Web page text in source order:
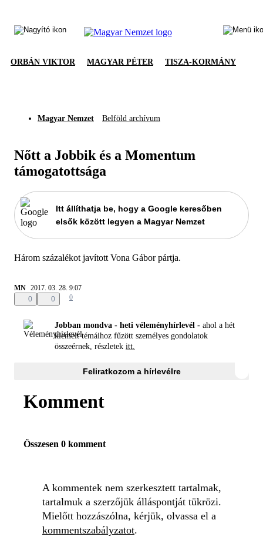
ORBÁN VIKTOR MAGYAR PÉTER TISZA-KORMÁNY
Magyar Nemzet Belföld archívum
Nőtt a Jobbik és a Momentum
támogatottsága
Itt állíthatja be, hogy a Google keresőben
elsők között legyen a Magyar Nemzet
Három százalékot javított Vona Gábor pártja.
MN 2017. 03. 28. 9:07
0
0 0
Jobban mondva - heti véleményhírlevél - ahol a hét
kiemelt témáihoz fűzött személyes gondolatok
összeérnek, részletek itt.
Feliratkozom a hírlevélre
Komment
Összesen 0 komment
A kommentek nem szerkesztett tartalmak,
tartalmuk a szerzőjük álláspontját tükrözi.
Mielőtt hozzászólna, kérjük, olvassa el a
kommentszabályzatot.